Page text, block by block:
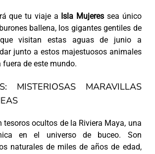
que tu viaje a Isla Mujeres sea único
ballena, los gigantes gentiles de
visitan estas aguas de junio a
junto a estos majestuosos animales
de este mundo.
MISTERIOSAS MARAVILLAS
tesoros ocultos de la Riviera Maya, una
en el universo de buceo. Son
naturales de miles de años de edad,